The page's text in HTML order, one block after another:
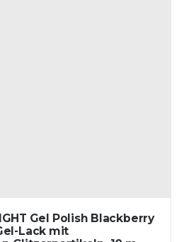
Gel Polish Blackberry
Lack mit